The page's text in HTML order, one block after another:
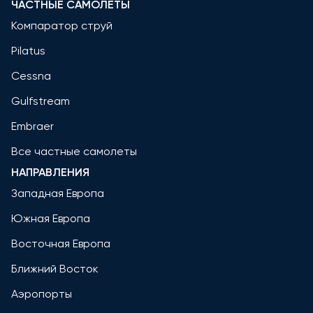
ЧАСТНЫЕ САМОЛЕТЫ
Компаратор струй
Pilatus
Cessna
Gulfstream
Embraer
Все частные самолеты
НАПРАВЛЕНИЯ
Западная Европа
Южная Европа
Восточная Европа
Ближний Восток
Аэропорты